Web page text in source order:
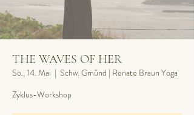
THE WAVES OF HER
So., 14. Mai
  |
Schw. Gmünd | Renate Braun Yoga
Zyklus-Workshop